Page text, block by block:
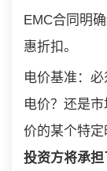
EMC合同明
惠折扣。
电价基准：
电价？还是
价的某个特定
投资方将承